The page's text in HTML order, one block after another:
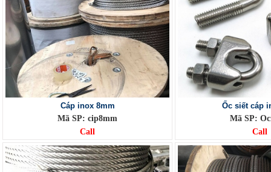
Cáp inox 8mm
Mã SP: cip8mm
Call
Ốc siết cáp
Mã SP:
Call